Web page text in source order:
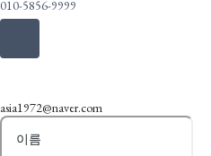
010-5856-9999
asia1972@naver.com